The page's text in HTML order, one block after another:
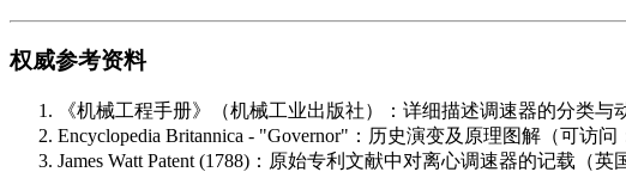
权威参考资料
《机械工程手册》（机械工业出版社）：详细描述调速器的分类与
Encyclopedia Britannica - "Governor"：历史演变及原理图解（可访问
James Watt Patent (1788)：原始专利文献中对离心调速器的记载（英